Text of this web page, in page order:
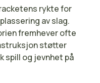
rykte for
av slag.
fremhever ofte
støtter
spill og jevnhet på